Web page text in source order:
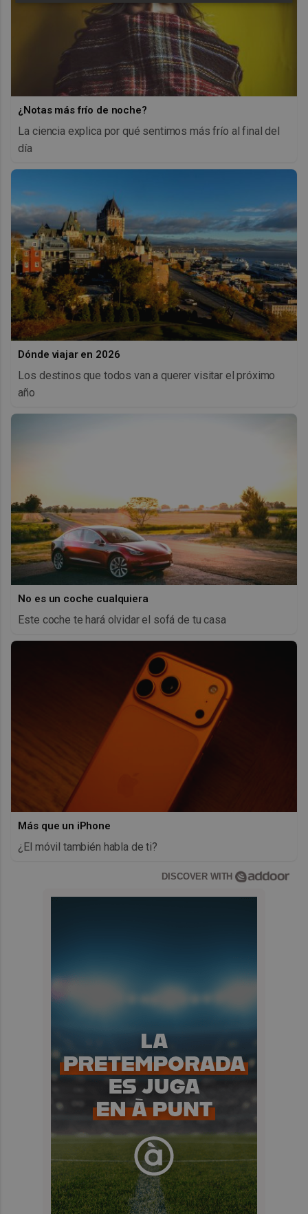
¿Notas más frío de noche?
La ciencia explica por qué sentimos más frío al final del
día
Dónde viajar en 2026
Los destinos que todos van a querer visitar el próximo
año
No es un coche cualquiera
Este coche te hará olvidar el sofá de tu casa
Más que un iPhone
¿El móvil también habla de ti?
DISCOVER WITH